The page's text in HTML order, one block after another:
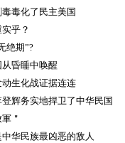
毒化了民主美国
乎？
绝期”?
从昏睡中唤醒
动生化战证据连连
登辉务实地捍卫了中华民国
＂
华民族最凶恶的敌人